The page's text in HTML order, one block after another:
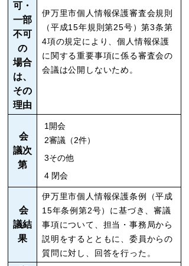
可・
一部
不可
の
場合
は、
その
理由
伊万里市個人情報保護審査会規則
（平成15年規則第25号）第3条第
4項の規定により、個人情報保護
に関する重要事項に係る審査会の
会議は公開しないため。
会
議次
第
1開会
2審議（2件）
3その他
4 閉会
会
議結
果
伊万里市個人情報保護条例（平成
15年条例第2号）に基づき、審議
事項について、担当・事務局から
説明をするとともに、委員からの
質問に対し、回答を行った。